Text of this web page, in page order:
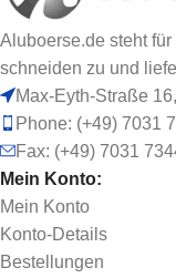
Aluboerse.de steht
schneiden zu und
Max-Eyth-Straße
Phone: (+49) 7031
Fax: (+49) 7031
Mein Konto:
Mein Konto
Konto-Details
Bestellungen